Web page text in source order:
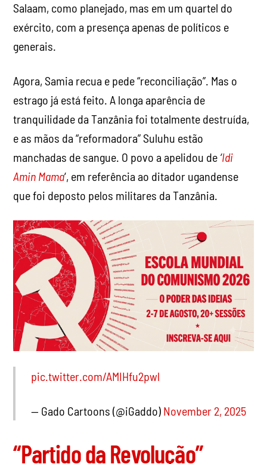
Salaam, como planejado, mas em um quartel do
exército, com a presença apenas de políticos e
generais.
Agora, Samia recua e pede “reconciliação”. Mas o
estrago já está feito. A longa aparência de
tranquilidade da Tanzânia foi totalmente destruída,
e as mãos da “reformadora” Suluhu estão
manchadas de sangue. O povo a apelidou de ‘Idi
Amin Mama‘, em referência ao ditador ugandense
que foi deposto pelos militares da Tanzânia.
pic.twitter.com/AMIHfu2pwl
— Gado Cartoons (@iGaddo) November 2, 2025
“Partido da Revolução”